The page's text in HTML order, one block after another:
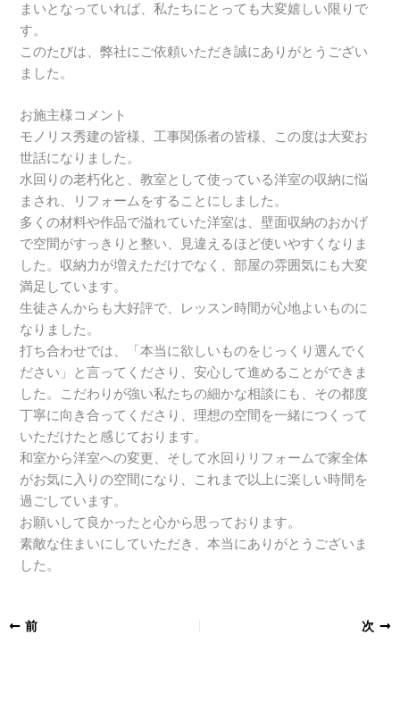
まいとなっていれば、私たちにとっても大変嬉しい限りで
す。
このたびは、弊社にご依頼いただき誠にありがとうござい
ました。
お施主様コメント
モノリス秀建の皆様、工事関係者の皆様、この度は大変お
世話になりました。
水回りの老朽化と、教室として使っている洋室の収納に悩
まされ、リフォームをすることにしました。
多くの材料や作品で溢れていた洋室は、壁面収納のおかげ
で空間がすっきりと整い、見違えるほど使いやすくなりま
した。収納力が増えただけでなく、部屋の雰囲気にも大変
満足しています。
生徒さんからも大好評で、レッスン時間が心地よいものに
なりました。
打ち合わせでは、「本当に欲しいものをじっくり選んでく
ださい」と言ってくださり、安心して進めることができま
した。こだわりが強い私たちの細かな相談にも、その都度
丁寧に向き合ってくださり、理想の空間を一緒につくって
いただけたと感じております。
和室から洋室への変更、そして水回りリフォームで家全体
がお気に入りの空間になり、これまで以上に楽しい時間を
過ごしています。
お願いして良かったと心から思っております。
素敵な住まいにしていただき、本当にありがとうございま
した。
前 次